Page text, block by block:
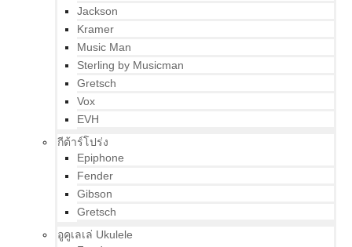
Jackson
Kramer
Music Man
Sterling by Musicman
Gretsch
Vox
EVH
กีต้าร์โปร่ง
Epiphone
Fender
Gibson
Gretsch
อูคูเลเล่ Ukulele